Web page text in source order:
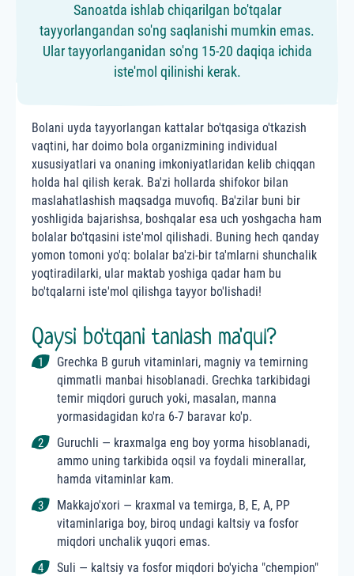
Sanoatda ishlab chiqarilgan bo'tqalar
tayyorlangandan so'ng saqlanishi mumkin emas.
Ular tayyorlanganidan so'ng 15-20 daqiqa ichida
iste'mol qilinishi kerak.
Bolani uyda tayyorlangan kattalar bo'tqasiga o'tkazish
vaqtini, har doimo bola organizmining individual
xususiyatlari va onaning imkoniyatlaridan kelib chiqqan
holda hal qilish kerak. Ba'zi hollarda shifokor bilan
maslahatlashish maqsadga muvofiq. Ba'zilar buni bir
yoshligida bajarishsa, boshqalar esa uch yoshgacha ham
bolalar bo'tqasini iste'mol qilishadi. Buning hech qanday
yomon tomoni yo'q: bolalar ba'zi-bir ta'mlarni shunchalik
yoqtiradilarki, ular maktab yoshiga qadar ham bu
bo'tqalarni iste'mol qilishga tayyor bo'lishadi!
Qaysi bo'tqani tanlash ma'qul?
Grechka B guruh vitaminlari, magniy va temirning
qimmatli manbai hisoblanadi. Grechka tarkibidagi
temir miqdori guruch yoki, masalan, manna
yormasidagidan ko'ra 6-7 baravar ko'p.
Guruchli — kraxmalga eng boy yorma hisoblanadi,
ammo uning tarkibida oqsil va foydali minerallar,
hamda vitaminlar kam.
Makkajo'xori — kraxmal va temirga, B, E, A, PP
vitaminlariga boy, biroq undagi kaltsiy va fosfor
miqdori unchalik yuqori emas.
Suli — kaltsiy va fosfor miqdori bo'yicha "chempion"